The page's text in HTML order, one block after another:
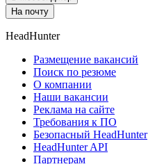
На почту
HeadHunter
Размещение вакансий
Поиск по резюме
О компании
Наши вакансии
Реклама на сайте
Требования к ПО
Безопасный HeadHunter
HeadHunter API
Партнерам